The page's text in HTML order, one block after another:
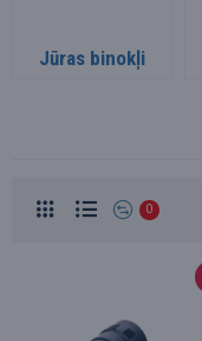
Jūras binokļi
0